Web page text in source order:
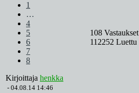
1
…
4
5
6
7
8
Kirjoittaja henkka
- 04.08.14 14:46
108 Vastaukset
112252 Luettu